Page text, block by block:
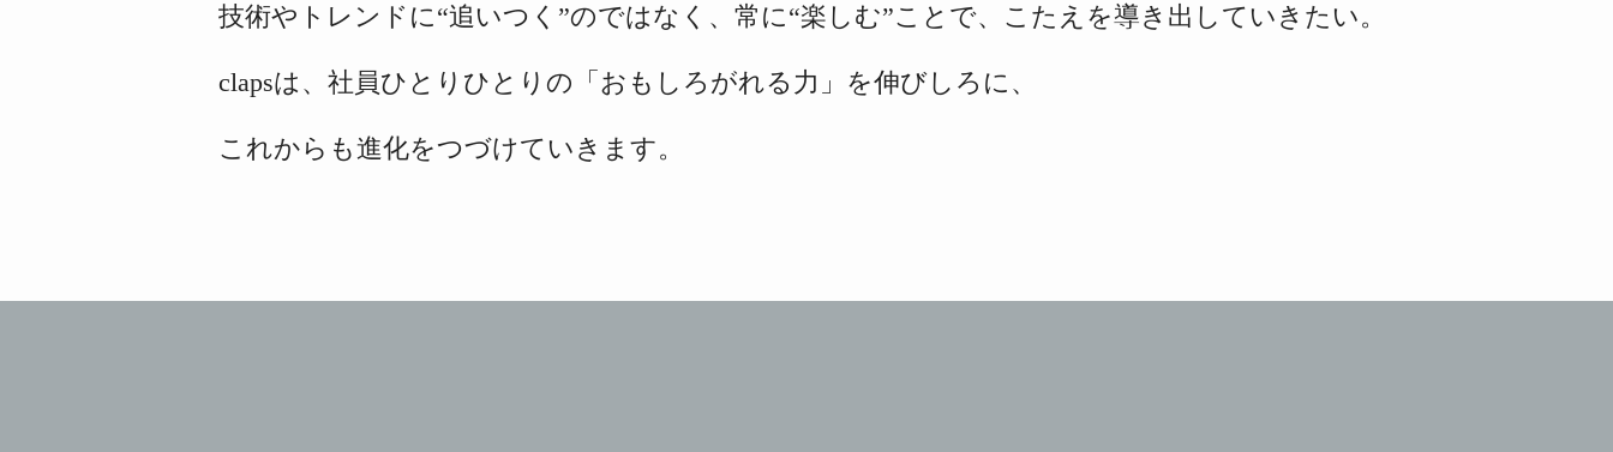
技術やトレンドに“追いつく”のではなく、 常に“楽しむ”ことで、 こたえを導き出していきたい。
clapsは、社員ひとりひとりの 「おもしろがれる力」を伸びしろに、
これからも進化をつづけていきます。